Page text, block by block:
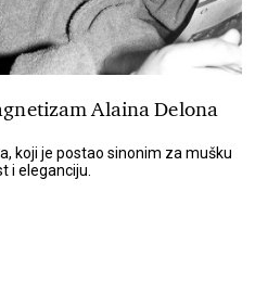
Alaina Delona
koji je postao sinonim za mušku
i eleganciju.